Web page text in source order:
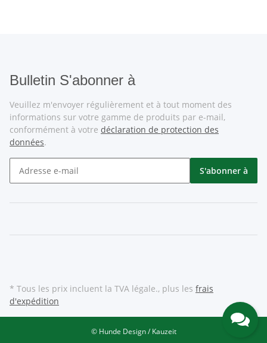
Bulletin S'abonner à
Veuillez m'envoyer régulièrement et à tout moment des
informations sur votre gamme de produits par e-mail,
conformément à votre déclaration de protection des
données.
S'abonner à
* Tous les prix incluent la TVA légale., plus les frais
d'expédition
© Hunde Design / Kauzeit